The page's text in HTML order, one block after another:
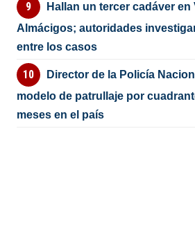
Hallan un tercer cadáver en
Almácigos; autoridades
entre los casos
Director de la Policía
modelo de patrullaje por
meses en el país